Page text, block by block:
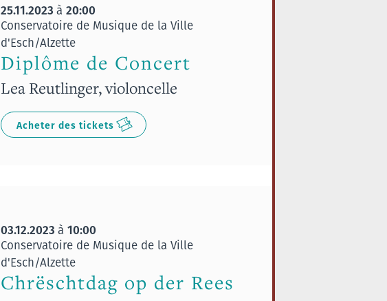
25.11.2023 à 20:00
Conservatoire de Musique de la Ville
d'Esch/Alzette
Diplôme de Concert
Lea Reutlinger, violoncelle
Acheter des tickets
03.12.2023 à 10:00
Conservatoire de Musique de la Ville
d'Esch/Alzette
Chrëschtdag op der Rees